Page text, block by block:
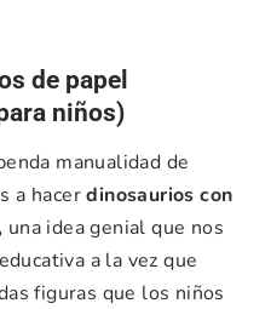
de papel
niños)
manualidad de
a hacerdinosaurios con
una idea genial que nos
a la vez que
figuras que los niños